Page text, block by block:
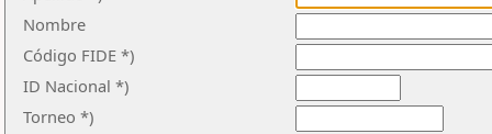
Nombre
Código FIDE *)
ID Nacional *)
Torneo *)